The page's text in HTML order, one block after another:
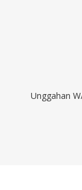
Unggahan